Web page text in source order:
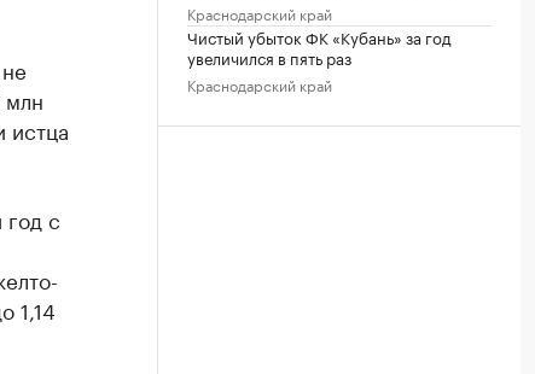
млн
истца
с
1,14
Краснодарский край
Чистый убыток ФК «Кубань» за год
увеличился в пять раз
Краснодарский край